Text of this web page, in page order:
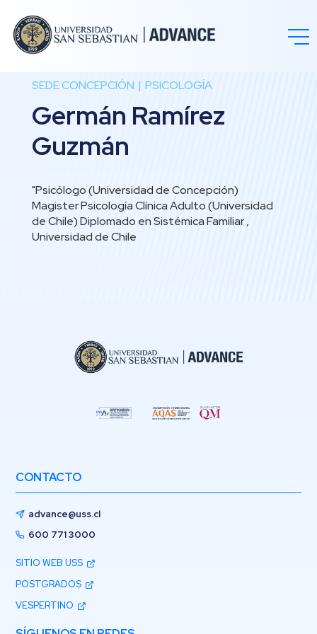
SEDE CONCEPCIÓN PSICOLOGÍA
Germán Ramírez
Guzmán
"Psicólogo (Universidad de Concepción)
Magister Psicología Clínica Adulto (Universidad
de Chile) Diplomado en Sistémica Familiar ,
Universidad de Chile
CONTACTO
advance@uss.cl
600 771 3000
SITIO WEB USS
POSTGRADOS
VESPERTINO